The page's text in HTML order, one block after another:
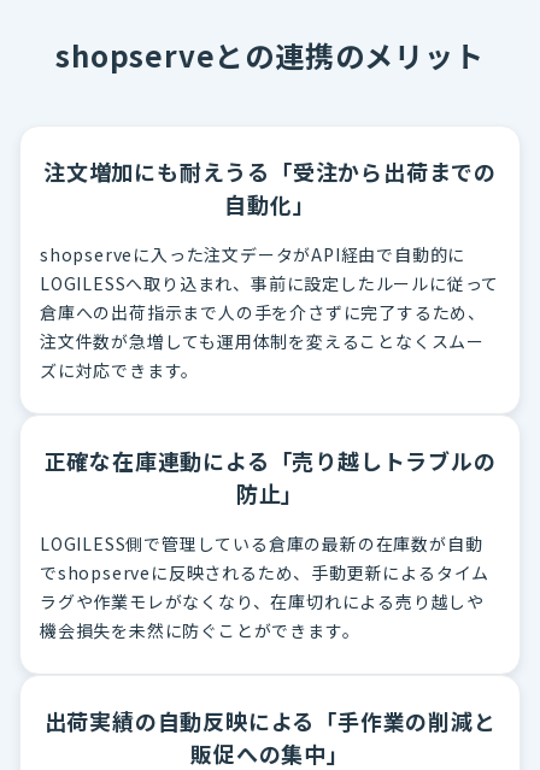
shopserveとの連携のメリット
注文増加にも耐えうる「受注から出荷までの
自動化」
shopserveに入った注文データがAPI経由で自動的に
LOGILESSへ取り込まれ、事前に設定したルールに従って
倉庫への出荷指示まで人の手を介さずに完了するため、
注文件数が急増しても運用体制を変えることなくスムー
ズに対応できます。
正確な在庫連動による「売り越しトラブルの
防止」
LOGILESS側で管理している倉庫の最新の在庫数が自動
でshopserveに反映されるため、手動更新によるタイム
ラグや作業モレがなくなり、在庫切れによる売り越しや
機会損失を未然に防ぐことができます。
出荷実績の自動反映による「手作業の削減と
販促への集中」